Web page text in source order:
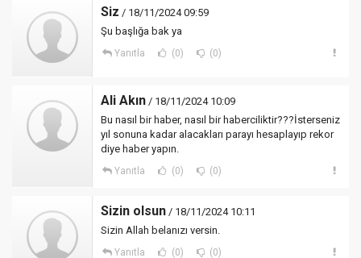
Siz / 18/11/2024 09:59
Şu başlığa bak ya
Yanıtla (0) (0)
Ali Akın / 18/11/2024 10:09
Bu nasıl bir haber, nasıl bir haberciliktir???İsterseniz
yıl sonuna kadar alacakları parayı hesaplayıp rekor
diye haber yapın.
Yanıtla (0) (0)
Sizin olsun / 18/11/2024 10:11
Sizin Allah belanızı versin.
Yanıtla (0) (0)